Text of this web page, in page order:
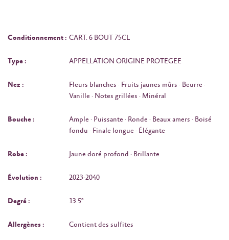
Conditionnement : CART. 6 BOUT 75CL
Type : APPELLATION ORIGINE PROTEGEE
Nez :
Fleurs blanches · Fruits jaunes mûrs · Beurre ·
Vanille · Notes grillées · Minéral
Bouche :
Ample · Puissante · Ronde · Beaux amers · Boisé
fondu · Finale longue · Élégante
Robe : Jaune doré profond · Brillante
Évolution : 2023-2040
Degré : 13.5°
Allergènes : Contient des sulfites